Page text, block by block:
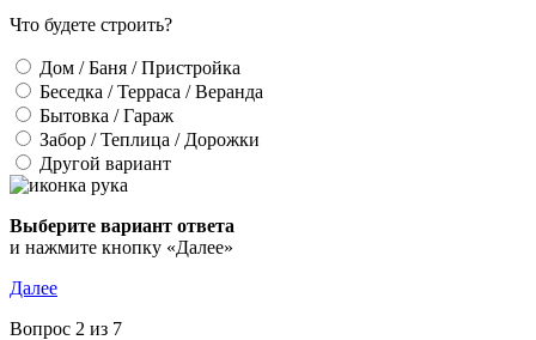
Что будете строить?
Дом / Баня / Пристройка
Беседка / Терраса / Веранда
Бытовка / Гараж
Забор / Теплица / Дорожки
Другой вариант
Выберите вариант ответа
и нажмите кнопку «Далее»
Далее
Вопрос 2 из 7